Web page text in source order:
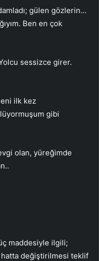
gülen gözlerin…
Ben en çok
Yolcu sessizce girer.
ilk kez
gibi
olan, yüreğimde
maddesiyle ilgili;
değiştirilmesi teklif